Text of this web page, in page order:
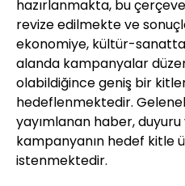
hazırlanmakta, bu
revize edilmekte ve
ekonomiye, kültür-
alanda kampanyalar
olabildiğince geniş bir
hedeflenmektedir.
yayımlanan haber, duyuru
kampanyanın hedef kitle
istenmektedir.